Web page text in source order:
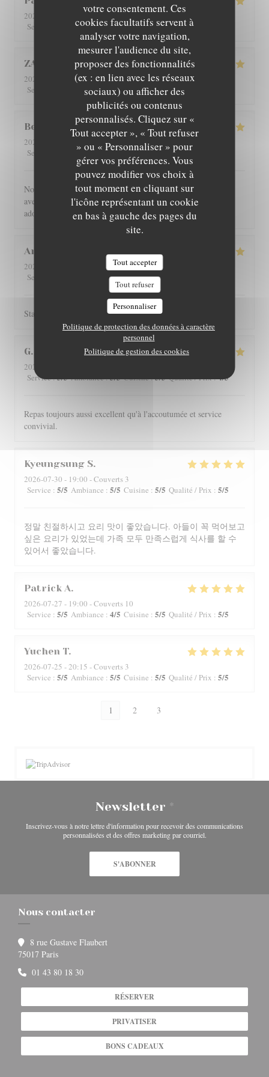
votre consentement. Ces
cookies facultatifs servent à
analyser votre navigation,
mesurer l'audience du site,
proposer des fonctionnalités
(ex : en lien avec les réseaux
sociaux) ou afficher des
publicités ou contenus
personnalisés. Cliquez sur «
Tout accepter », « Tout refuser
» ou « Personnaliser » pour
gérer vos préférences. Vous
pouvez modifier vos choix à
tout moment en cliquant sur
l'icône représentant un cookie
en bas à gauche des pages du
site.
Tout accepter
Tout refuser
Personnaliser
Politique de protection des données à caractère
personnel
Politique de gestion des cookies
2026-08-01
- 12:30 - Couverts 4
Service
Ambiance: 5/5 Cuisine: 5/5 Qualité / Prix
ZAN
2026-07-29
- 19:00 - Couverts 2
Service
Ambiance:5/5 Cuisine:5/5 Qualité / Prix
Benoît
2026-07-30
- 21:00 - Couverts 4
Service
Ambiance : 5/5 Cuisine:5/5 Qualité / Prix
Nous avons été très bien reçu et servi, accueil très chaleureux,
avec des produits de bonne qualité, très bon restaurant. J'ai
adoré.
Angie
2026-07-31
- 12:00 - Couverts 2
Service
4/5 Cuisine:4/5
Staff is really friendly and food is nicely served.
G
2026-07-29
Service:5/5 Ambiance:5/5 Cuisine:5/5 Qualité / Prix:4/5
Repas toujours aussi excellent qu'à l'accoutumée et service
convivial.
Kyeungsung S
2026-07-30 - 19:00 - Couverts 3
Service : 5/5 Ambiance : 5/5 Cuisine : 5/5 Qualité / Prix : 5/5
정말 친절하시고 요리 맛이 좋았습니다. 아들이 꼭 먹어보고
싶은 요리가 있었는데 가족 모두 만족스럽게 식사를 할 수
있어서 좋았습니다.
Patrick A
2026-07-27 - 19:00 - Couverts 10
Service : 5/5 Ambiance : 4/5 Cuisine : 5/5 Qualité / Prix : 5/5
Yuchen T
2026-07-25 - 20:15 - Couverts 3
Service : 5/5 Ambiance : 5/5 Cuisine : 5/5 Qualité / Prix : 5/5
1 2 3
Newsletter *
Inscrivez-vous à notre lettre d'information pour recevoir des communications
personnalisées et des offres marketing par courriel.
S'ABONNER
Nous contacter
8 rue Gustave Flaubert
75017 Paris((ouvre une nouvelle fenêtre))
01 43 80 18 30
RÉSERVER
PRIVATISER
BONS CADEAUX